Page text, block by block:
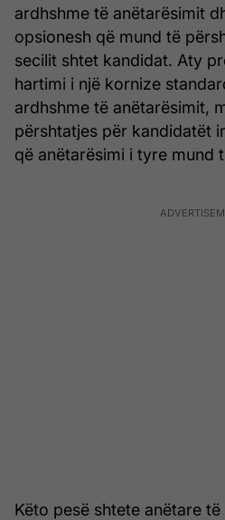
ardhshme të anëtarësimit
opsionesh që mund të
secilit shtet kandidat. Aty
hartimi i një kornize
ardhshme të anëtarësimit,
përshtatjes për kandidatët
që anëtarësimi i tyre mund
Këto pesë shtete anëtare